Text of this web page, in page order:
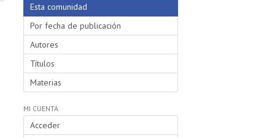
Esta comunidad
Por fecha de publicación
Autores
Títulos
Materias
MI CUENTA
Acceder